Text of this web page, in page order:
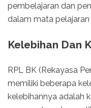
pembelajaran dan
dalam mata pelajaran
Kelebihan Dan
RPL BK (Rekayasa
memiliki beberapa
kelebihannya adalah